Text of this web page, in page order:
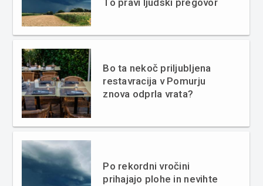
To pravi ljudski pregovor
Bo ta nekoč priljubljena
restavracija v Pomurju
znova odprla vrata?
Po rekordni vročini
prihajajo plohe in nevihte